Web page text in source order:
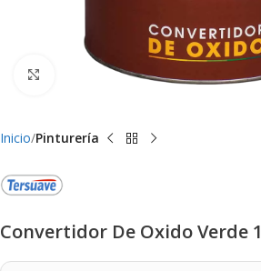
Clic para ampliar
Inicio Pinturería
Convertidor De Oxido Verde 1